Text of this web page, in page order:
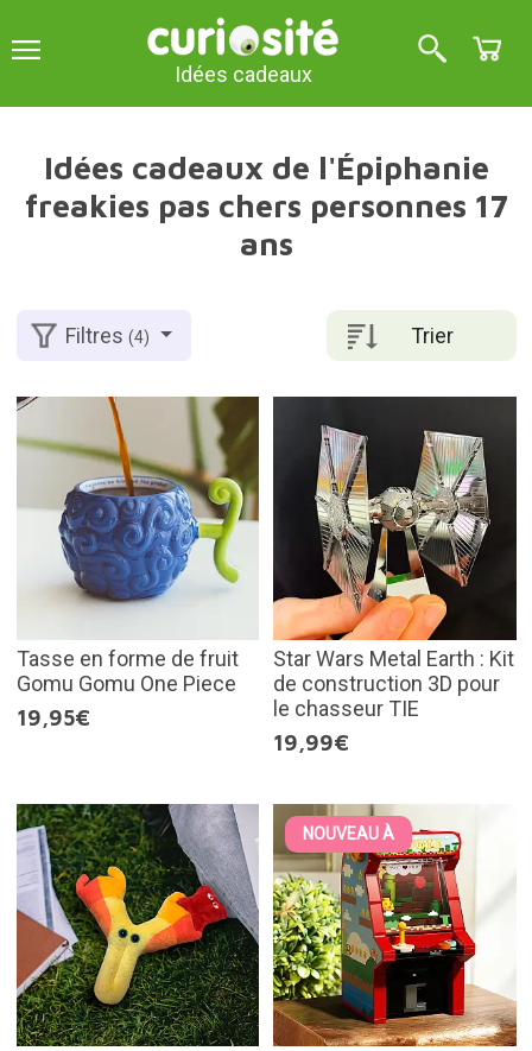
Idées cadeaux
Idées cadeaux de l'Épiphanie
freakies pas chers personnes 17
ans
Trier
Filtres(4)
Tasse en forme de fruit
Gomu Gomu One Piece
19,95€
Star Wars Metal Earth : Kit
de construction 3D pour
le chasseur TIE
19,99€
NOUVEAU À